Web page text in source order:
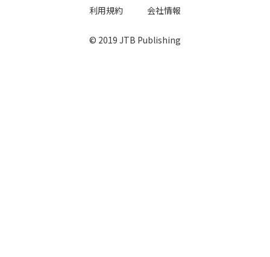
利用規約 会社情報
© 2019 JTB Publishing